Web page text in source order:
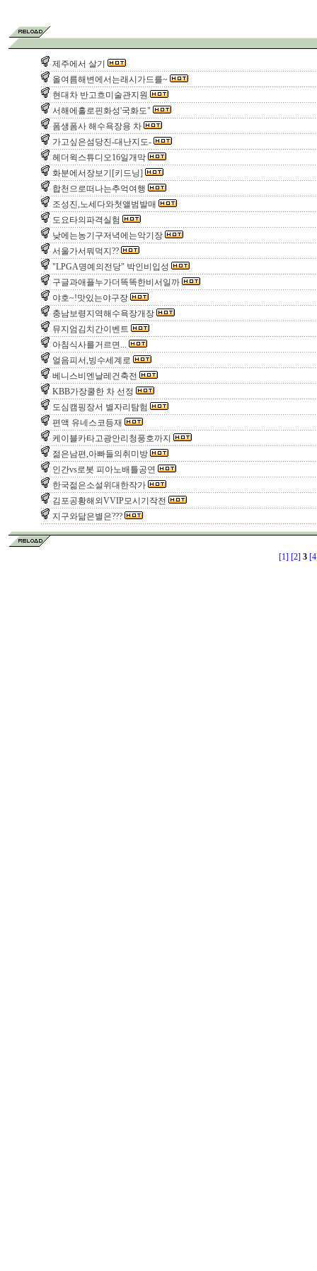
제주에서 살기
올여름해변에서는래시가드를~
현대차 반고흐미술관지원
서해에홀로핀화성'국화도"
폼생폼사 해수욕장용 차
가고싶은섬당진-대난지도-
헤더윅스튜디오16일개막
화분에서장보기[키드닝]
합천으로떠나는추억여행
조성진,노세다와첫앨범발매
도요타의파격실험
낮에는농기구저녁에는악기장
서울가서뭐먹지??
"LPGA명예의전당" 박인비입성
구글과애플누가더똑똑한비서일까
야호~!맛있는야구장
충남보령지역해수욕장개장
뮤지엄김치간이벤트
아침식사를거르면...
얼음피서,빙수세계로
베니스비엔날레건축전
KBB가장쿨한 차 선정
도심캠핑장서 별자리탐험
편액 유네스코등재
케이블카타고광안리청풍호까지
젊은남편,아빠들의취미방
인간vs로봇 피아노배틀공연
한국젊은소설위대한작가
김포공황해외VVIP모시기작전
지구와닮은별은???
[1] [2] 3